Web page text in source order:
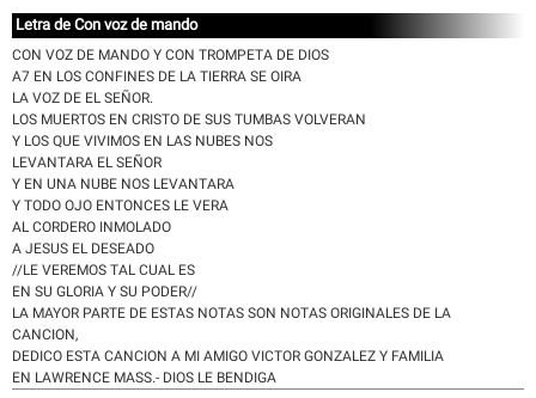
Letra de Con voz de mando
CON VOZ DE MANDO Y CON TROMPETA DE DIOS
A7 EN LOS CONFINES DE LA TIERRA SE OIRA
LA VOZ DE EL SEÑOR.
LOS MUERTOS EN CRISTO DE SUS TUMBAS VOLVERAN
Y LOS QUE VIVIMOS EN LAS NUBES NOS
LEVANTARA EL SEÑOR
Y EN UNA NUBE NOS LEVANTARA
Y TODO OJO ENTONCES LE VERA
AL CORDERO INMOLADO
A JESUS EL DESEADO
//LE VEREMOS TAL CUAL ES
EN SU GLORIA Y SU PODER//
LA MAYOR PARTE DE ESTAS NOTAS SON NOTAS ORIGINALES DE LA
CANCION,
DEDICO ESTA CANCION A MI AMIGO VICTOR GONZALEZ Y FAMILIA
EN LAWRENCE MASS.- DIOS LE BENDIGA